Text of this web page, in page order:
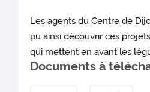
Les agents du Centre de
pu ainsi découvrir ces
qui mettent en avant les
Documents à